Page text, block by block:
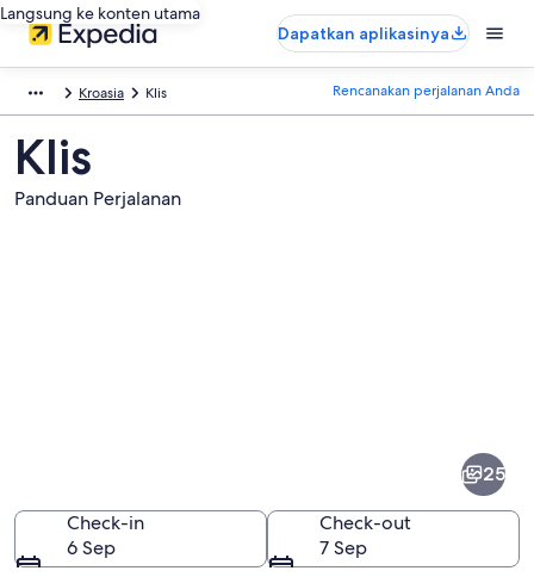
Langsung ke konten utama
Dapatkan aplikasinya
Kroasia Klis Rencanakan perjalanan Anda
Klis
Panduan Perjalanan
25
Check-in
6 Sep
Check-out
7 Sep